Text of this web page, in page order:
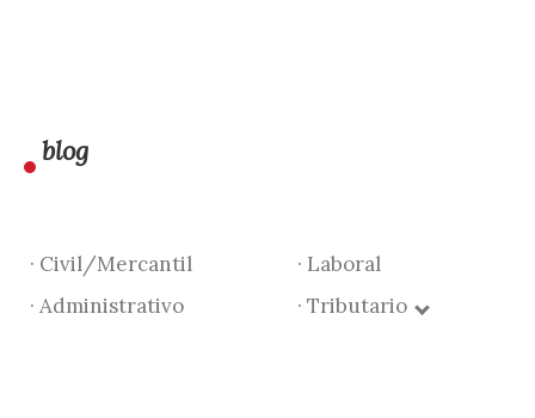
blog
· Civil/Mercantil
· Laboral
· Administrativo
· Tributario